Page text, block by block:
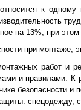
к
на 13%, при
при монтаже,
работ и
и правилами. К
безопасности
спецодежду,